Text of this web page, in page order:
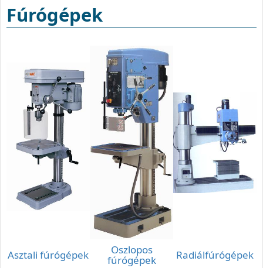
Fúrógépek
Asztali fúrógépek Oszlopos
fúrógépek Radiálfúrógépek